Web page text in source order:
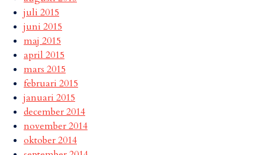
juli 2015
juni 2015
maj 2015
april 2015
mars 2015
februari 2015
januari 2015
december 2014
november 2014
oktober 2014